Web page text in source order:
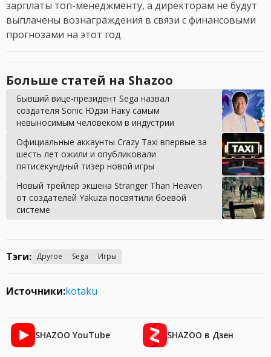
зарплаты топ-менеджменту, а директорам не будут
выплачены вознаграждения в связи с финансовыми
прогнозами на этот год.
Больше статей на Shazoo
Бывший вице-президент Sega назвал
создателя Sonic Юдзи Наку самым
невыносимым человеком в индустрии
Официальные аккаунты Crazy Taxi впервые за
шесть лет ожили и опубликовали
пятисекундный тизер новой игры
Новый трейлер экшена Stranger Than Heaven
от создателей Yakuza посвятили боевой
системе
Тэги: Другое Sega Игры
Источники:kotaku
SHAZOO YouTube SHAZOO в Дзен